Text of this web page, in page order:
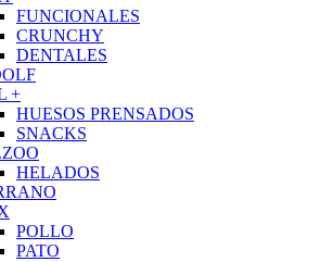
FUNCIONALES
CRUNCHY
DENTALES
+
HUESOS PRENSADOS
SNACKS
HELADOS
POLLO
PATO